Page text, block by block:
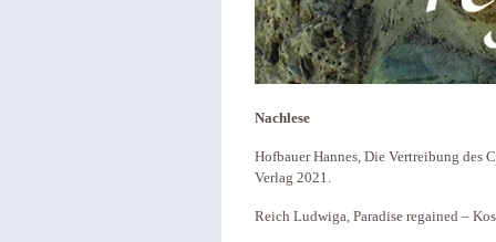
Nachlese
Hofbauer Hannes, Die Vertreibung des
Verlag 2021.
Reich Ludwiga, Paradise regained –